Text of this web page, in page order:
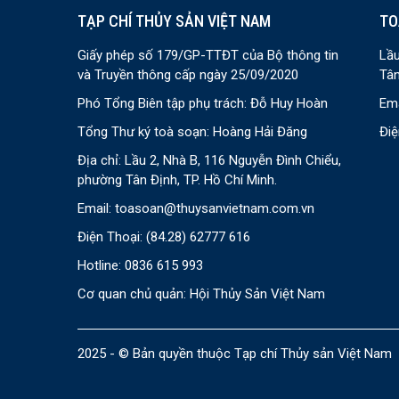
TẠP CHÍ THỦY SẢN VIỆT NAM
Giấy phép số 179/GP-TTĐT của Bộ thông tin
và Truyền thông cấp ngày 25/09/2020
Phó Tổng Biên tập phụ trách: Đỗ Huy Hoàn
Tổng Thư ký toà soạn: Hoàng Hải Đăng
Địa chỉ: Lầu 2, Nhà B, 116 Nguyễn Đình Chiểu,
phường Tân Định, TP. Hồ Chí Minh.
Email: toasoan@thuysanvietnam.com.vn
Điện Thoại: (84.28) 62777 616
Hotline: 0836 615 993
Cơ quan chủ quản: Hội Thủy Sản Việt Nam
2025 - © Bản quyền thuộc Tạp chí Thủy sản Việt Nam